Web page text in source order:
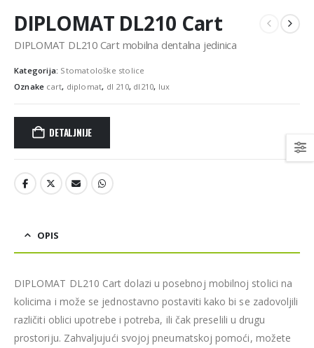
DIPLOMAT DL210 Cart
DIPLOMAT DL210 Cart mobilna dentalna jedinica
Kategorija: Stomatološke stolice
Oznake cart, diplomat, dl 210, dl210, lux
DETALJNIJE
OPIS
DIPLOMAT DL210 Cart dolazi u posebnoj mobilnoj stolici na
kolicima i može se jednostavno postaviti kako bi se zadovoljili
različiti oblici upotrebe i potreba, ili čak preselili u drugu
prostoriju. Zahvaljujući svojoj pneumatskoj pomoći, možete